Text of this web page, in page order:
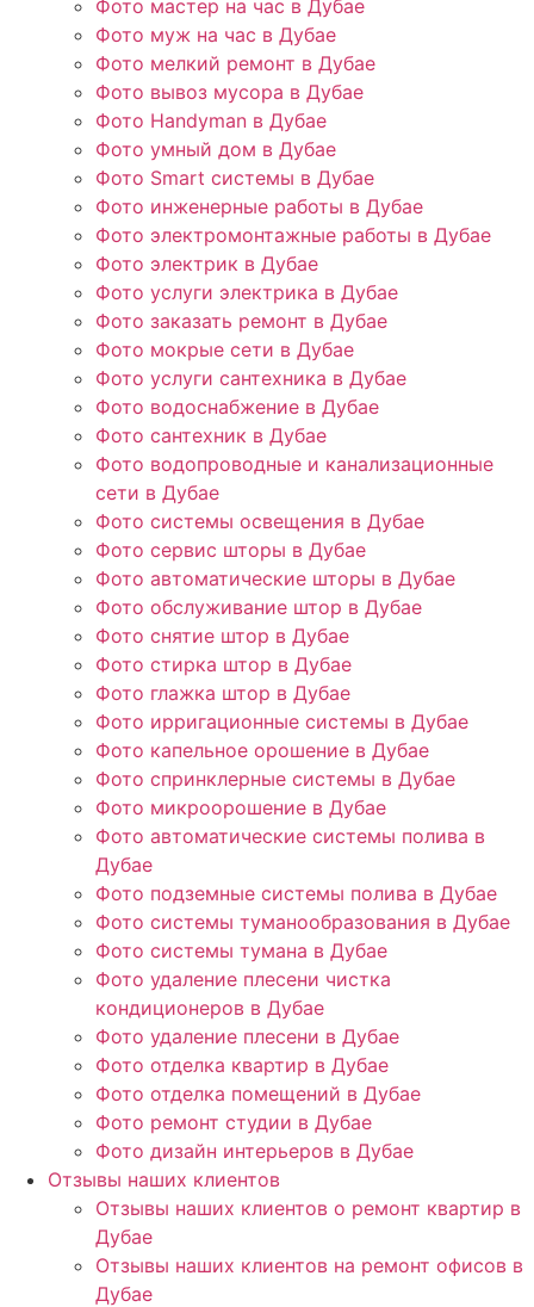
Фото мастер на час в Дубае
Фото муж на час в Дубае
Фото мелкий ремонт в Дубае
Фото вывоз мусора в Дубае
Фото Handyman в Дубае
Фото умный дом в Дубае
Фото Smart системы в Дубае
Фото инженерные работы в Дубае
Фото электромонтажные работы в Дубае
Фото электрик в Дубае
Фото услуги электрика в Дубае
Фото заказать ремонт в Дубае
Фото мокрые сети в Дубае
Фото услуги сантехника в Дубае
Фото водоснабжение в Дубае
Фото сантехник в Дубае
Фото водопроводные и канализационные
сети в Дубае
Фото системы освещения в Дубае
Фото сервис шторы в Дубае
Фото автоматические шторы в Дубае
Фото обслуживание штор в Дубае
Фото снятие штор в Дубае
Фото стирка штор в Дубае
Фото глажка штор в Дубае
Фото ирригационные системы в Дубае
Фото капельное орошение в Дубае
Фото спринклерные системы в Дубае
Фото микроорошение в Дубае
Фото автоматические системы полива в
Дубае
Фото подземные системы полива в Дубае
Фото системы туманообразования в Дубае
Фото системы тумана в Дубае
Фото удаление плесени чистка
кондиционеров в Дубае
Фото удаление плесени в Дубае
Фото отделка квартир в Дубае
Фото отделка помещений в Дубае
Фото ремонт студии в Дубае
Фото дизайн интерьеров в Дубае
Отзывы наших клиентов
Отзывы наших клиентов о ремонт квартир в
Дубае
Отзывы наших клиентов на ремонт офисов в
Дубае